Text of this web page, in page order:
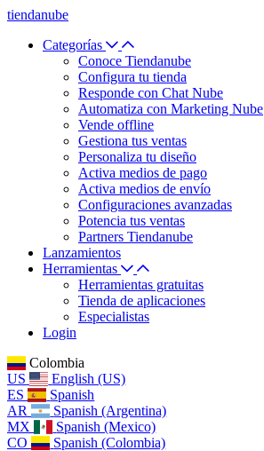
tiendanube
Categorías
Conoce Tiendanube
Configura tu tienda
Responde con Chat Nube
Automatiza con Marketing Nube
Vende offline
Gestiona tus ventas
Personaliza tu diseño
Activa medios de pago
Activa medios de envío
Configuraciones avanzadas
Potencia tus ventas
Partners Tiendanube
Lanzamientos
Herramientas
Herramientas gratuitas
Tienda de aplicaciones
Especialistas
Login
Colombia
US
English (US)
ES
Spanish
AR
Spanish (Argentina)
MX
Spanish (Mexico)
CO
Spanish (Colombia)